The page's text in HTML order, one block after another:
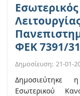
ΦΕΚ 7391/
Δημοσίευση: 21-01-
Δημοσιεύτηκε
Εσωτερικού